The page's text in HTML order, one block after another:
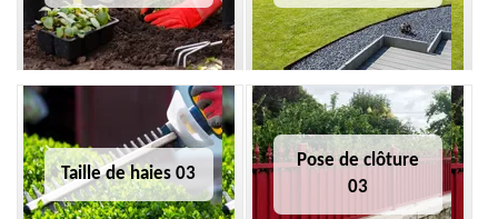
Taille de haies 03
Pose de clôture
03